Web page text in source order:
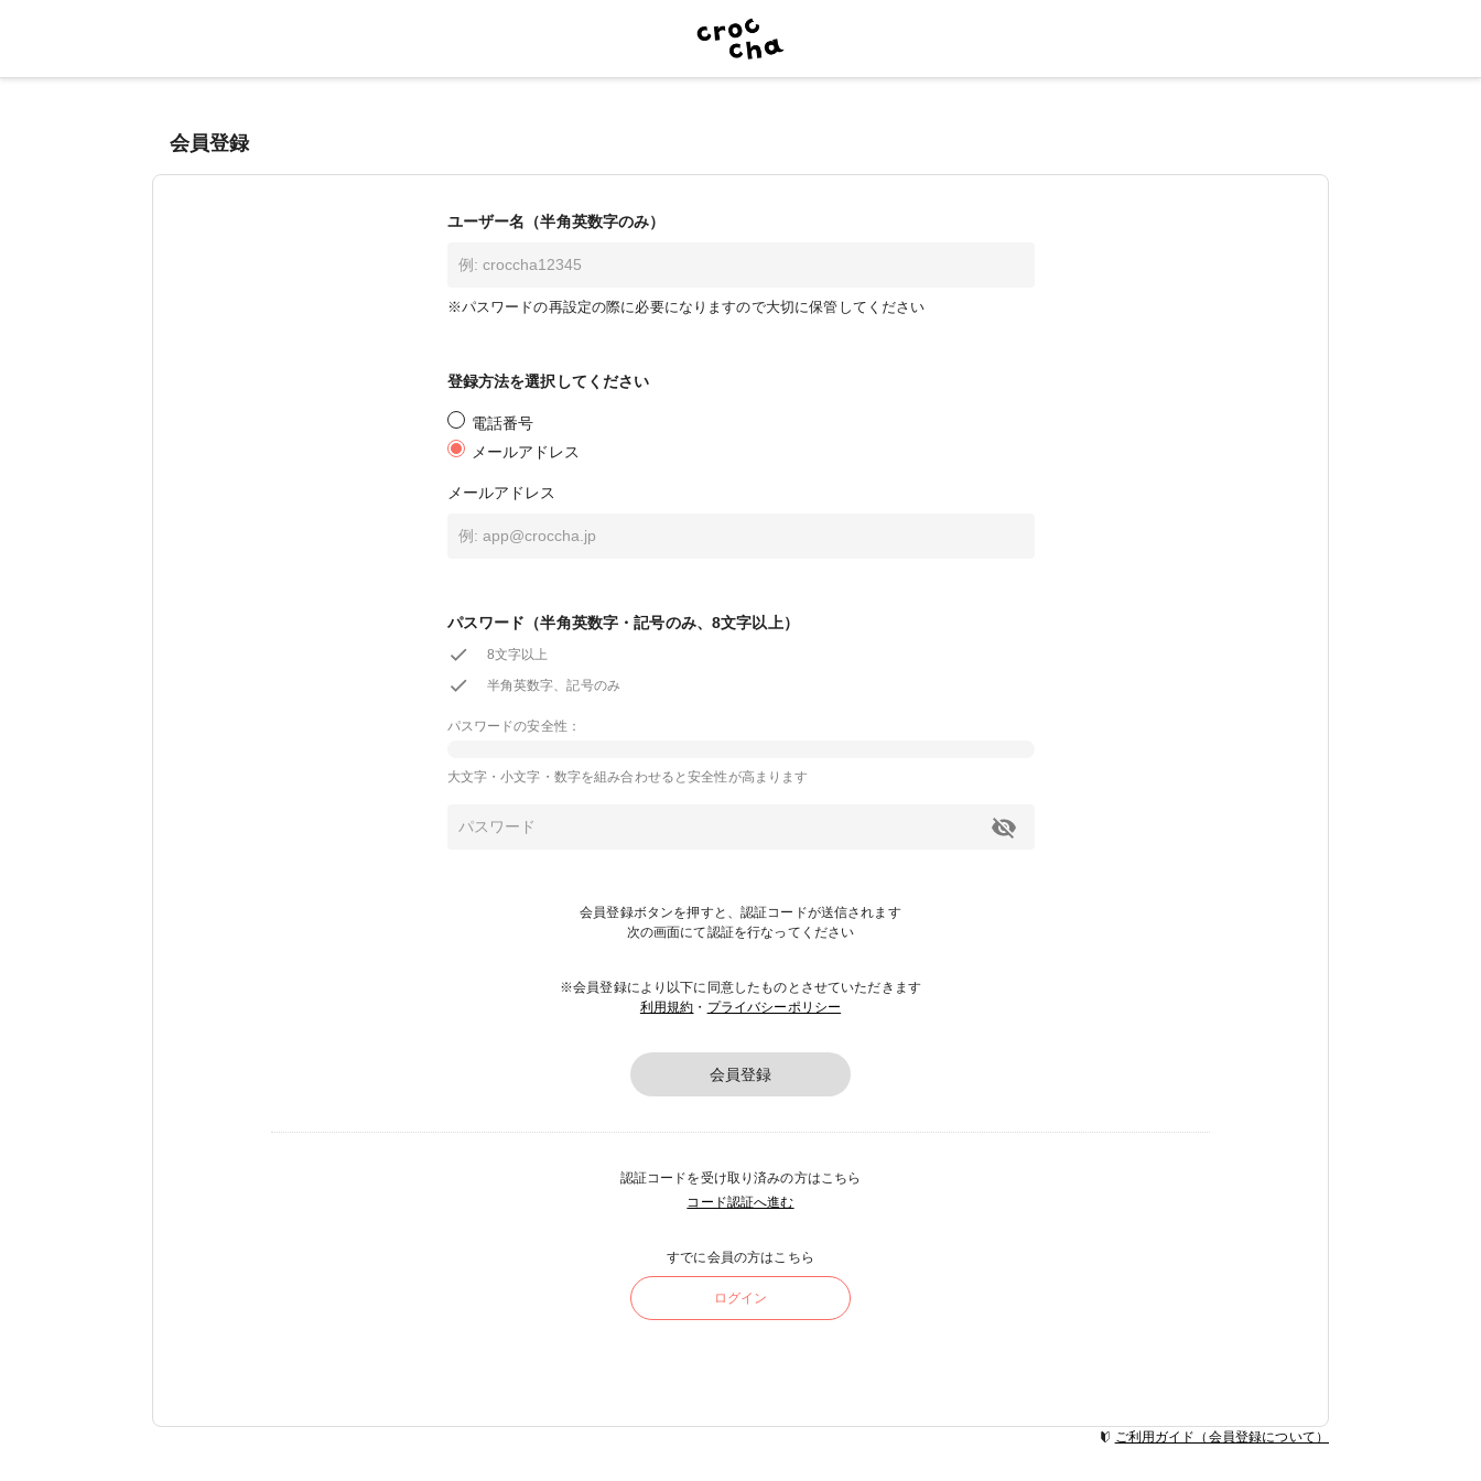
会員登録
ユーザー名（半角英数字のみ）
※パスワードの再設定の際に必要になりますので大切に保管してください
登録方法を選択してください
電話番号
メールアドレス
メールアドレス
パスワード（半角英数字・記号のみ、8文字以上）
8文字以上
半角英数字、記号のみ
パスワードの安全性：
大文字・小文字・数字を組み合わせると安全性が高まります
会員登録ボタンを押すと、認証コードが送信されます
次の画面にて認証を行なってください
※会員登録により以下に同意したものとさせていただきます
利用規約 ・ プライバシーポリシー
会員登録
認証コードを受け取り済みの方はこちら
コード認証へ進む
すでに会員の方はこちら
ログイン
ご利用ガイド（会員登録について）